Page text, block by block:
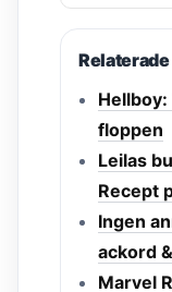
floppen
Leilas
Recept
Ingen
ackord
Marvel